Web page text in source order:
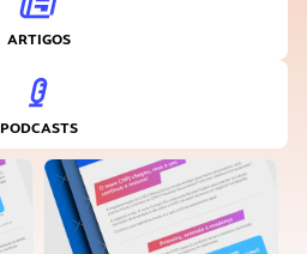
ARTIGOS
PODCASTS